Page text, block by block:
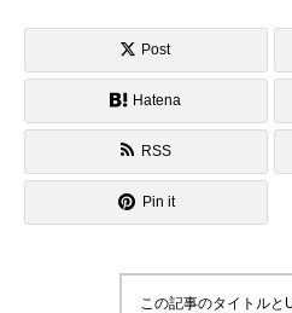
Post
Hatena
RSS
Pin it
この記事のタイトルと